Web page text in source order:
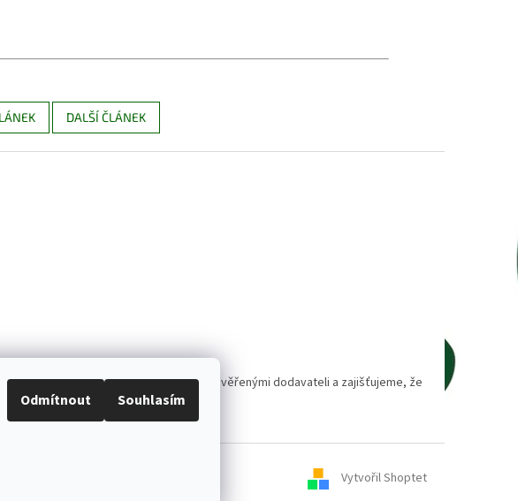
Odmítnout Souhlasím
DALŠÍ ČLÁNEK
a bez škůdců 🐛. Spolupracujeme s prověřenými dodavateli a zajišťujeme, že
Vytvořil Shoptet